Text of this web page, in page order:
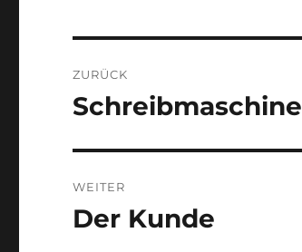
ZURÜCK
Vorheriger
Schreibmaschine
WEITER
Nächster
Der Kunde